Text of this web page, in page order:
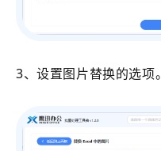
3、设置图片替换的选项。